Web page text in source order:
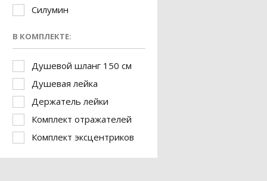
Силумин
В КОМПЛЕКТЕ:
Душевой шланг 150 см
Душевая лейка
Держатель лейки
Комплект отражателей
Комплект эксцентриков